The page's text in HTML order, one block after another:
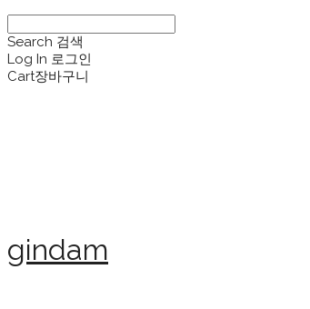
Search 검색
Log In 로그인
Cart장바구니
gindam